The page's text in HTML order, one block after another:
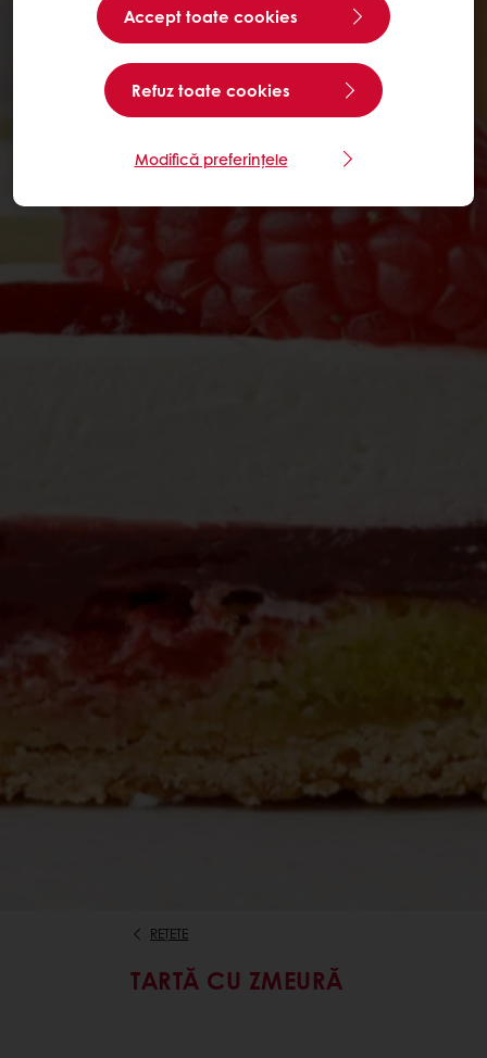
REȚETE
TARTĂ CU ZMEURĂ
Accept toate cookies
Refuz toate cookies
Modifică preferințele